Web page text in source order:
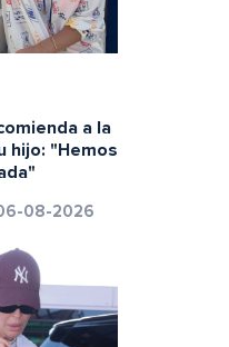
a la
hijo: "Hemos
08-2026